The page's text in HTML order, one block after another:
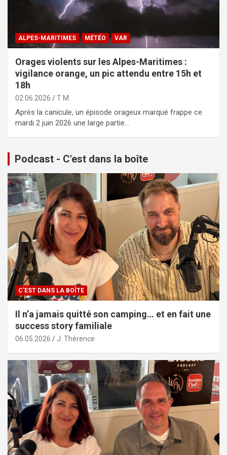
ALPES-MARITIMES MÉTÉO VAR
Orages violents sur les Alpes-Maritimes :
vigilance orange, un pic attendu entre 15h et
18h
02.06.2026 T M
Après la canicule, un épisode orageux marqué frappe ce
mardi 2 juin 2026 une large partie…
Podcast - C'est dans la boîte
C'EST DANS LA BOÎTE
Il n’a jamais quitté son camping… et en fait une
success story familiale
06.05.2026 J. Thérence